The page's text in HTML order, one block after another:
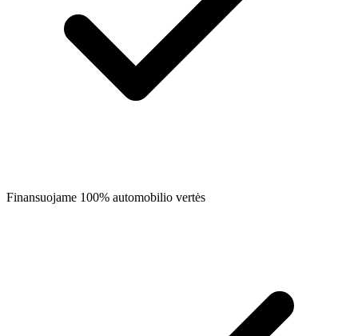
Finansuojame 100% automobilio vertės